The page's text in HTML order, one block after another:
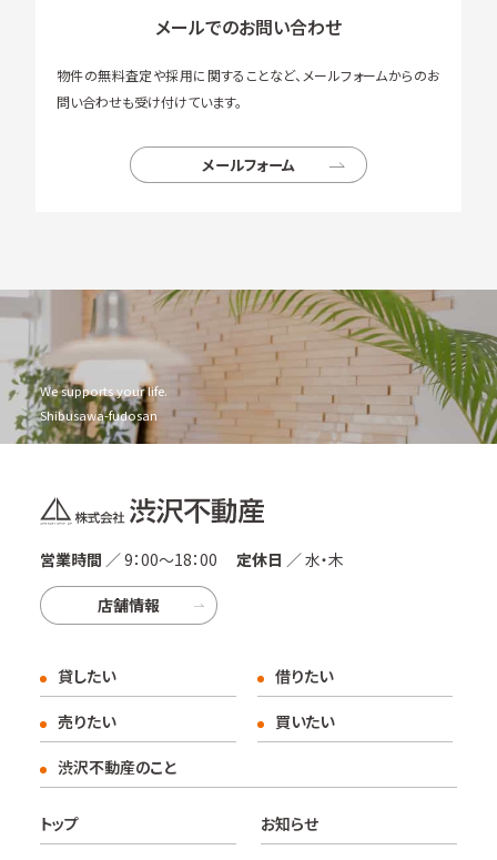
メールでのお問い合わせ
物件の無料査定や採用に関することなど、メールフォームからのお
問い合わせも受け付けています。
メールフォーム
We supports your life.
Shibusawa-fudosan
営業時間 ／ 9：00〜18：00 定休日 ／ 水・木
店舗情報
貸したい 借りたい
売りたい 買いたい
渋沢不動産のこと
トップ お知らせ